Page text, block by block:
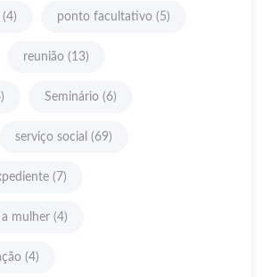
(4) ponto facultativo (5)
reunião (13)
Seminário (6)
serviço social (69)
(7)
mulher (4)
(4)